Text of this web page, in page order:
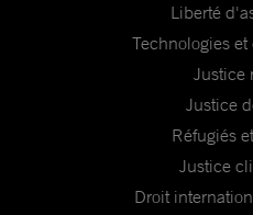
Liberté
Technologies
Justice
Justice
Réfugiés
Justice
Droit